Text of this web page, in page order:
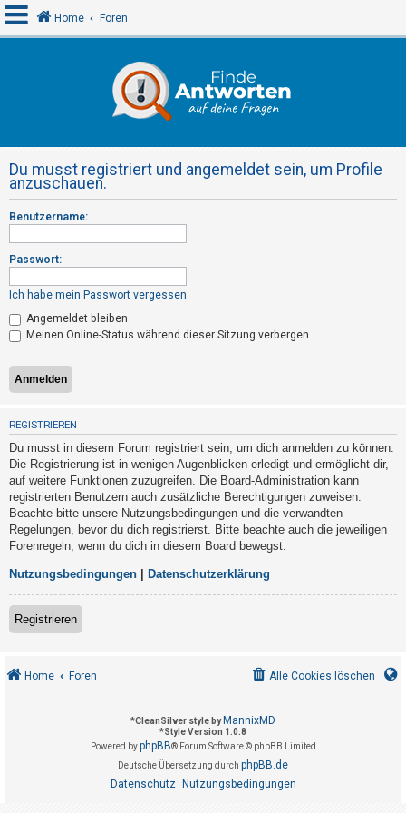
e
l
d
e
n
R
e
i
s
t
r
i
e
r
e
n
U
n
e
Home Foren
Du musst registriert und angemeldet sein, um Profile
anzuschauen.
Benutzername:
Passwort:
Ich habe mein Passwort vergessen
Angemeldet bleiben
Meinen Online-Status während dieser Sitzung verbergen
REGISTRIEREN
Du musst in diesem Forum registriert sein, um dich anmelden zu können.
Die Registrierung ist in wenigen Augenblicken erledigt und ermöglicht dir,
auf weitere Funktionen zuzugreifen. Die Board-Administration kann
registrierten Benutzern auch zusätzliche Berechtigungen zuweisen.
Beachte bitte unsere Nutzungsbedingungen und die verwandten
Regelungen, bevor du dich registrierst. Bitte beachte auch die jeweiligen
Forenregeln, wenn du dich in diesem Board bewegst.
Nutzungsbedingungen Datenschutzerklärung
Registrieren
Home Foren Alle Cookies löschen
*CleanSilver style by MannixMD
*Style Version 1.0.8
Powered byphpBB® Forum Software © phpBB Limited
Deutsche Übersetzung durch phpBB.de
Datenschutz| Nutzungsbedingungen